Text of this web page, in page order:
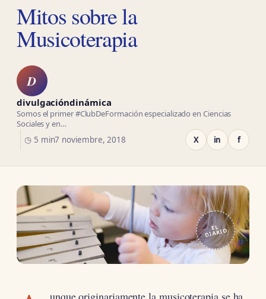
Mitos sobre la
Musicoterapia
D
divulgacióndinámica
Somos el primer #ClubDeFormación especializado en Ciencias
Sociales y en…
◷ 5 min7 noviembre, 2018 X in f
EL
DIARIO
unque originariamente la musicoterapia se ha